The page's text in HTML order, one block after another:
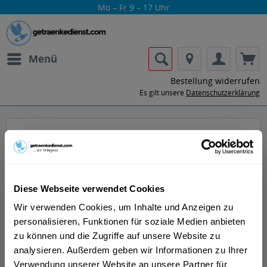
Diese Webseite verwendet Cookies
Wir verwenden Cookies, um Inhalte und Anzeigen zu
personalisieren, Funktionen für soziale Medien anbieten
zu können und die Zugriffe auf unsere Website zu
analysieren. Außerdem geben wir Informationen zu Ihrer
Verwendung unserer Website an unsere Partner für
Mo – Fr 9 – 17 Uhr
Menü
Bestellung widerrufen
Es gilt unsere Datenschutzerklärung
Jodhpur
Lass dir die Getränke von Jodhpur nach
Hause oder ins Büro liefern.